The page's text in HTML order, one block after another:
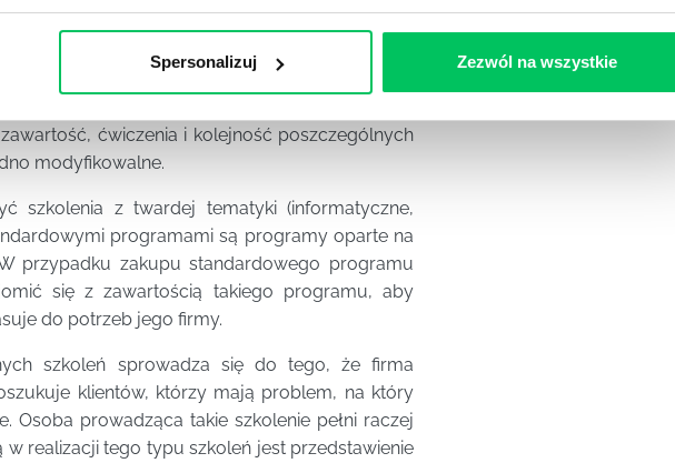
Spersonalizuj Zezwól na wszystkie
szkoleń: standardowe
ćwiczenia i kolejność poszczególnych
modyfikowalne.
szkolenia z twardej tematyki (informatyczne,
programami są programy oparte na
przypadku zakupu standardowego programu
się z zawartością takiego programu, aby
do potrzeb jego firmy.
szkoleń sprowadza się do tego, że firma
klientów, którzy mają problem, na który
Osoba prowadząca takie szkolenie pełni raczej
realizacji tego typu szkoleń jest przedstawienie